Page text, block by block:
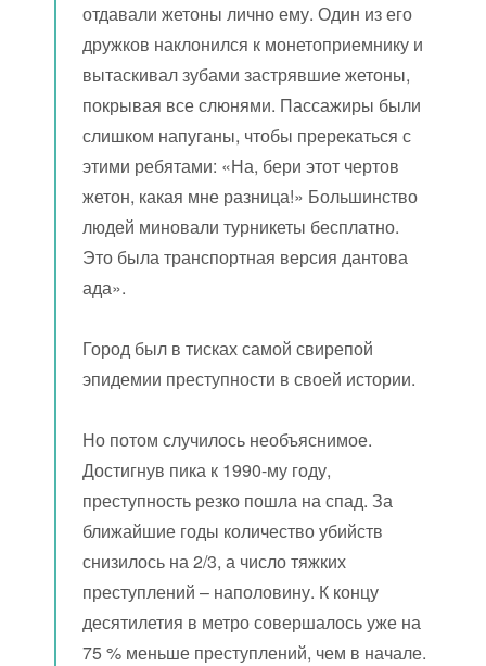
отдавали жетоны лично ему. Один из его
дружков наклонился к монетоприемнику и
вытаскивал зубами застрявшие жетоны,
покрывая все слюнями. Пассажиры были
слишком напуганы, чтобы пререкаться с
этими ребятами: «На, бери этот чертов
жетон, какая мне разница!» Большинство
людей миновали турникеты бесплатно.
Это была транспортная версия дантова
ада».
Город был в тисках самой свирепой
эпидемии преступности в своей истории.
Но потом случилось необъяснимое.
Достигнув пика к 1990-му году,
преступность резко пошла на спад. За
ближайшие годы количество убийств
снизилось на 2/3, а число тяжких
преступлений – наполовину. К концу
десятилетия в метро совершалось уже на
75 % меньше преступлений, чем в начале.